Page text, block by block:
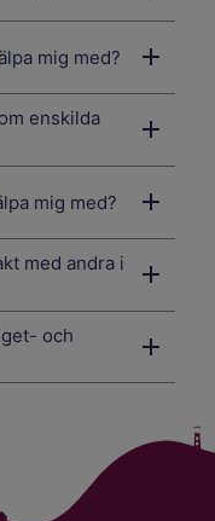
mig med?
enskilda
mig med?
med andra i
och